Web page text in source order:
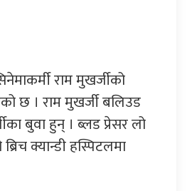
राम मुखर्जीको
छ । राम मुखर्जी बलिउड
बुवा हुन् । ब्लड प्रेसर लो
क्यान्डी हस्पिटलमा